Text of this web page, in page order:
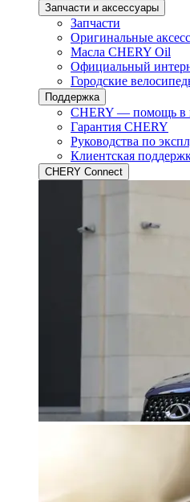
Запчасти и аксессуары
Запчасти
Оригинальные
Масла CHERY Oil
Официальный
Городские
Поддержка
CHERY — помощь в
Гарантия CHERY
Руководства по
Клиентская
CHERY Connect